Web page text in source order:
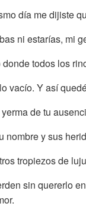
día me dijiste
ni estarías, mi
todos los
vacío. Y así
de tu
nombre y sus
tropiezos de
sin quererlo